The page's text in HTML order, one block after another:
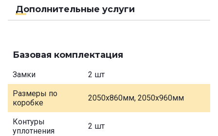
Дополнительные услуги
Базовая комплектация
Замки 2 шт
Размеры по
коробке
2050х860мм, 2050х960мм
Контуры
уплотнения
2 шт